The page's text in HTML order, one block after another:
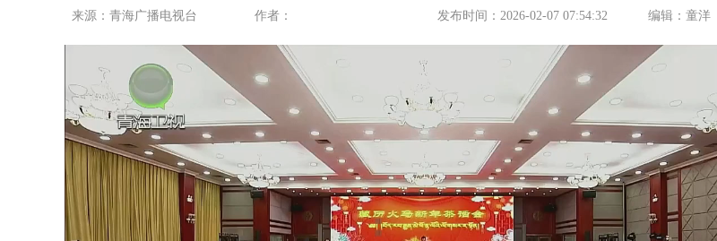
来源：青海广播电视台 作者： 发布时间：2026-02-07 07:54:32 编辑：童洋